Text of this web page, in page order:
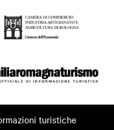
turistiche